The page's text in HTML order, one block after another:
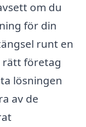
om du
för din
runt en
rätt företag
lösningen
av de